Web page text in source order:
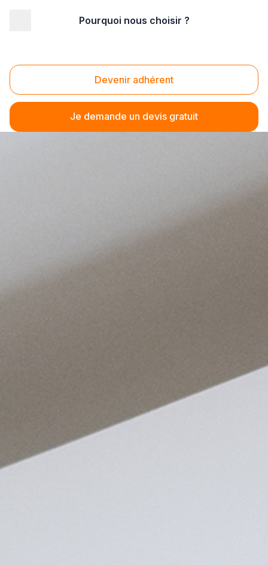
Pourquoi nous choisir ?
Devenir adhérent
Je demande un devis gratuit